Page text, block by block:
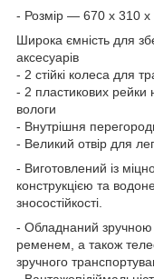
- Розмір — 670 х 310
Широка ємність для
аксесуарів
- 2 стійкі колеса для
- 2 пластикових рейки
вологи
- Внутрішня
- Великий отвір для
- Виготовлений із
конструкцією та
зносостійкості.
- Обладнаний
ременем, а також
зручного